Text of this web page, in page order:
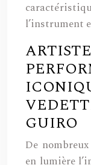
l’instrument
GUIRO
De
en lumière